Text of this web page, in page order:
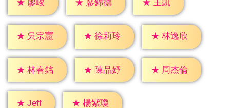
★ 廖峻 ★ 廖錦德 ★ 王凱
★ 吳宗憲 ★ 徐莉玲 ★ 林逸欣
★ 林春銘 ★ 陳品妤 ★ 周杰倫
★ Jeff ★ 楊紫瓊